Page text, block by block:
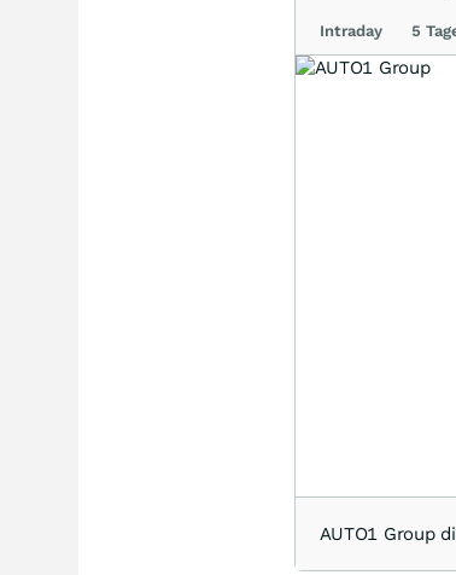
Intraday 5
AUTO1 Group